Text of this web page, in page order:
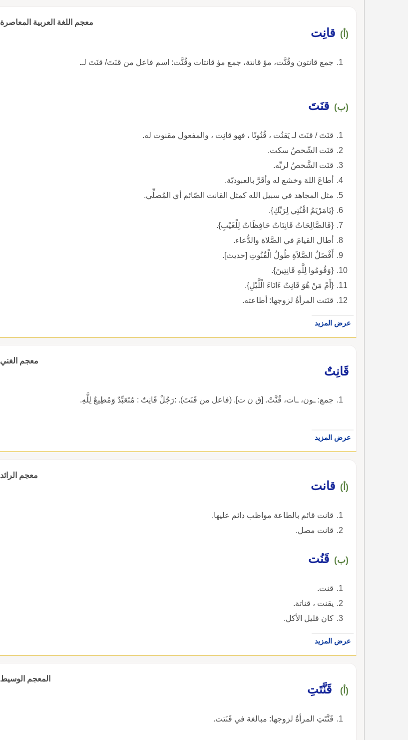
معجم اللغة العربية المعاصرة
(أ) قانِت
جمع قانتون وقُنَّت، مؤ قانتة، جمع مؤ قانتات وقُنَّت: اسم فاعل من قنَتَ/ قنَتَ لـ.
(ب) قنَتَ
قنَتَ / قنَتَ لـ يَقنُت ، قُنُوتًا ، فهو قانِت ، والمفعول مقنوت له.
قنَت الشّخصُ سكت.
قنَت الشَّخصُ لربِّه.
أطاعَ اللهَ وخشع له وأقَرَّ بالعبوديّة.
مثل المجاهد في سبيل الله كمثل القانت الصّائم أي المُصلِّي.
{يَامَرْيَمُ اقْنُتِي لِرَبِّكِ}.
{فَالصَّالِحَاتُ قَانِتَاتٌ حَافِظَاتٌ لِلْغَيْبِ}.
أطال القيامَ في الصَّلاة والدُّعاء.
أَفْضَلُ الصَّلاَةِ طُولُ الْقُنُوتِ [حديث].
{وَقُومُوا لِلَّهِ قَانِتِينَ}.
{أَمْ مَنْ هُوَ قَانِتٌ ءَانَاءَ الْلَّيْلِ}.
قنَتت المرأةُ لزوجها: أطاعته.
عرض المزيد
معجم الغني
قَانِتٌ
جمع: ـون، ـات، قُنَّتٌ. [ق ن ت]. (فاعل من قَنَتَ). :رَجُلٌ قَانِتٌ : مُتَعَبِّدٌ وَمُطِيعٌ لِلَّهِ.
عرض المزيد
معجم الرائد
(أ) قانت
قانت قائم بالطاعة مواظب دائم عليها.
قانت مصل.
(ب) قَنُت
قنت.
يقنت ، قناتة.
كان قليل الأكل.
عرض المزيد
المعجم الوسيط
(أ) قَنَّتَتِ
قَنَّتَتِ المرأةُ لزوجها: مبالغة في قَنَتت.